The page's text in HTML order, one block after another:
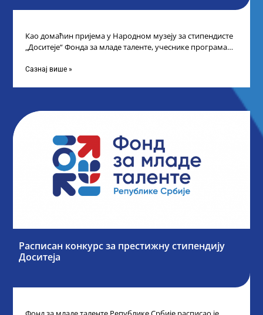
Као домаћин пријема у Народном музеју за стипендисте
„Доситеје“ Фонда за младе таленте, учеснике програма
Сазнај више »
Расписан конкурс за престижну стипендију
Доситеја